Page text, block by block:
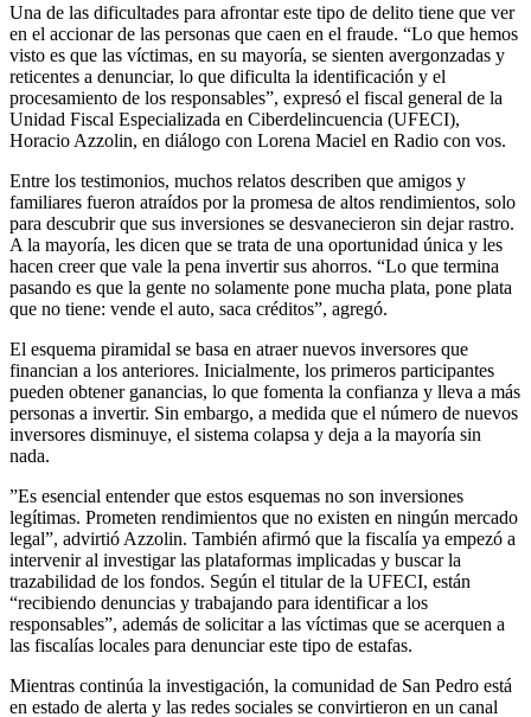
Una de las dificultades para afrontar este tipo de delito tiene que ver
en el accionar de las personas que caen en el fraude. “Lo que hemos
visto es que las víctimas, en su mayoría, se sienten avergonzadas y
reticentes a denunciar, lo que dificulta la identificación y el
procesamiento de los responsables”, expresó el fiscal general de la
Unidad Fiscal Especializada en Ciberdelincuencia (UFECI),
Horacio Azzolin, en diálogo con Lorena Maciel en Radio con vos.
Entre los testimonios, muchos relatos describen que amigos y
familiares fueron atraídos por la promesa de altos rendimientos, solo
para descubrir que sus inversiones se desvanecieron sin dejar rastro.
A la mayoría, les dicen que se trata de una oportunidad única y les
hacen creer que vale la pena invertir sus ahorros. “Lo que termina
pasando es que la gente no solamente pone mucha plata, pone plata
que no tiene: vende el auto, saca créditos”, agregó.
El esquema piramidal se basa en atraer nuevos inversores que
financian a los anteriores. Inicialmente, los primeros participantes
pueden obtener ganancias, lo que fomenta la confianza y lleva a más
personas a invertir. Sin embargo, a medida que el número de nuevos
inversores disminuye, el sistema colapsa y deja a la mayoría sin
nada.
”Es esencial entender que estos esquemas no son inversiones
legítimas. Prometen rendimientos que no existen en ningún mercado
legal”, advirtió Azzolin. También afirmó que la fiscalía ya empezó a
intervenir al investigar las plataformas implicadas y buscar la
trazabilidad de los fondos. Según el titular de la UFECI, están
“recibiendo denuncias y trabajando para identificar a los
responsables”, además de solicitar a las víctimas que se acerquen a
las fiscalías locales para denunciar este tipo de estafas.
Mientras continúa la investigación, la comunidad de San Pedro está
en estado de alerta y las redes sociales se convirtieron en un canal